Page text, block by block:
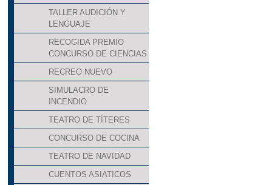
TALLER AUDICIÓN Y
LENGUAJE
RECOGIDA PREMIO
CONCURSO DE CIENCIAS
RECREO NUEVO
SIMULACRO DE
INCENDIO
TEATRO DE TÍTERES
CONCURSO DE COCINA
TEATRO DE NAVIDAD
CUENTOS ASIATICOS